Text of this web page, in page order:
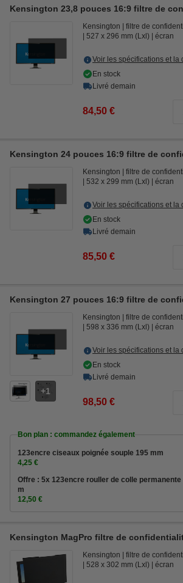
Kensington 23,8 pouces 16:9 filtre de
Kensington
filtre de
527 x 296 mm (Lxl)
écran
Voir les spécifications et la
En stock
Livré demain
84,50 €
Kensington 24 pouces 16:9 filtre de
Kensington
filtre de
532 x 299 mm (Lxl)
écran
Voir les spécifications et la
En stock
Livré demain
85,50 €
Kensington 27 pouces 16:9 filtre de
1
Kensington
filtre de
598 x 336 mm (Lxl)
écran
Voir les spécifications et la
En stock
Livré demain
98,50 €
Bon plan : commandez également
123encre ciseaux poignée souple 195 mm
4,25 €
Offre : 5x 123encre rouller de colle permanente
m
12,50 €
Kensington MagPro filtre de
Kensington
filtre de
528 x 302 mm (Lxl)
écran